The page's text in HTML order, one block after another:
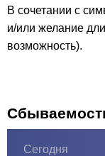
В сочетании с
и/или желание
возможность).
Сегодня